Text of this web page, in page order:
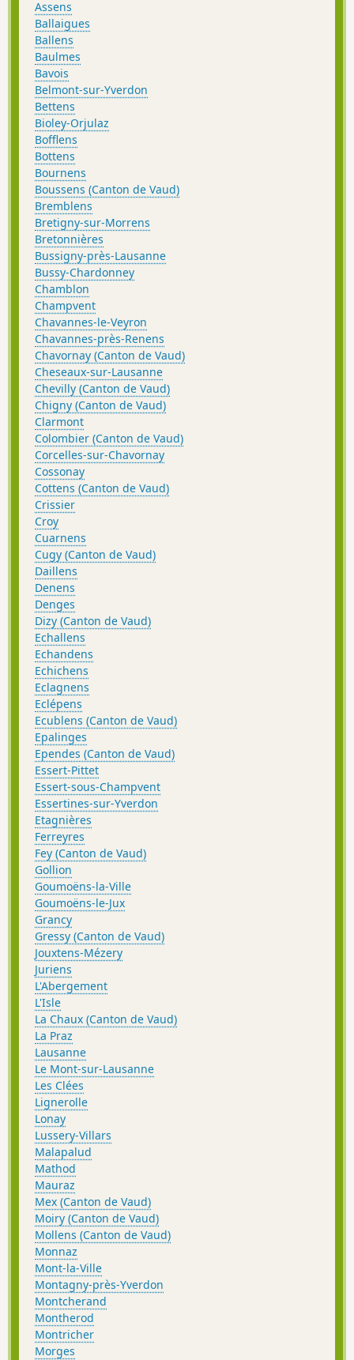
Assens
Ballaigues
Ballens
Baulmes
Bavois
Belmont-sur-Yverdon
Bettens
Bioley-Orjulaz
Bofflens
Bottens
Bournens
Boussens (Canton de Vaud)
Bremblens
Bretigny-sur-Morrens
Bretonnières
Bussigny-près-Lausanne
Bussy-Chardonney
Chamblon
Champvent
Chavannes-le-Veyron
Chavannes-près-Renens
Chavornay (Canton de Vaud)
Cheseaux-sur-Lausanne
Chevilly (Canton de Vaud)
Chigny (Canton de Vaud)
Clarmont
Colombier (Canton de Vaud)
Corcelles-sur-Chavornay
Cossonay
Cottens (Canton de Vaud)
Crissier
Croy
Cuarnens
Cugy (Canton de Vaud)
Daillens
Denens
Denges
Dizy (Canton de Vaud)
Echallens
Echandens
Echichens
Eclagnens
Eclépens
Ecublens (Canton de Vaud)
Epalinges
Ependes (Canton de Vaud)
Essert-Pittet
Essert-sous-Champvent
Essertines-sur-Yverdon
Etagnières
Ferreyres
Fey (Canton de Vaud)
Gollion
Goumoëns-la-Ville
Goumoëns-le-Jux
Grancy
Gressy (Canton de Vaud)
Jouxtens-Mézery
Juriens
L'Abergement
L'Isle
La Chaux (Canton de Vaud)
La Praz
Lausanne
Le Mont-sur-Lausanne
Les Clées
Lignerolle
Lonay
Lussery-Villars
Malapalud
Mathod
Mauraz
Mex (Canton de Vaud)
Moiry (Canton de Vaud)
Mollens (Canton de Vaud)
Monnaz
Mont-la-Ville
Montagny-près-Yverdon
Montcherand
Montherod
Montricher
Morges